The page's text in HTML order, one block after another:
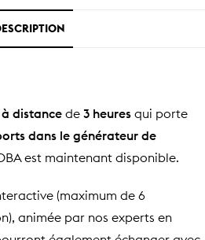
à distance de 3 heures qui porte
dans le générateur de
est maintenant disponible.
(maximum de 6
animée par nos experts en